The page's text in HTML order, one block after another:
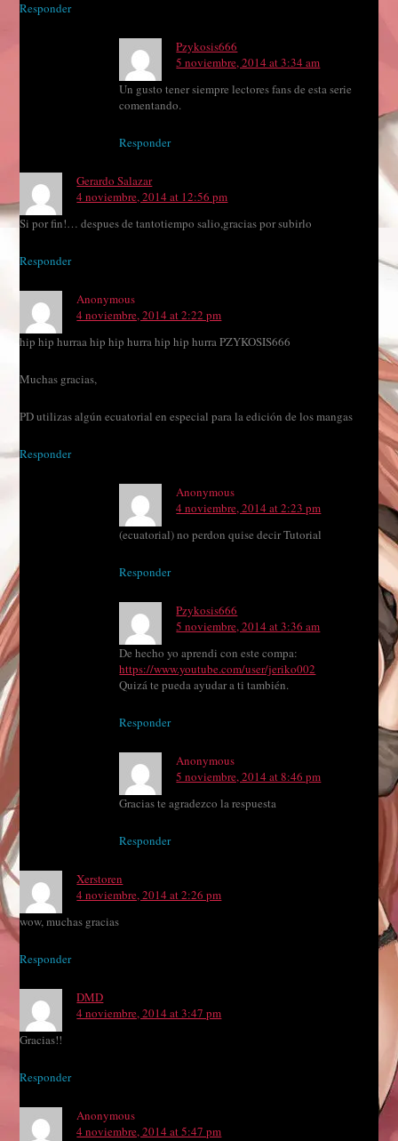
Responder
Pzykosis666
5 noviembre, 2014 at 3:34 am
Un gusto tener siempre lectores fans de esta serie
comentando.
Responder
Gerardo Salazar
4 noviembre, 2014 at 12:56 pm
Si por fin!… despues de tantotiempo salio,gracias por subirlo
Responder
Anonymous
4 noviembre, 2014 at 2:22 pm
hip hip hurraa hip hip hurra hip hip hurra PZYKOSIS666
Muchas gracias,
PD utilizas algún ecuatorial en especial para la edición de los mangas
Responder
Anonymous
4 noviembre, 2014 at 2:23 pm
(ecuatorial) no perdon quise decir Tutorial
Responder
Pzykosis666
5 noviembre, 2014 at 3:36 am
De hecho yo aprendi con este compa:
https://www.youtube.com/user/jeriko002
Quizá te pueda ayudar a ti también.
Responder
Anonymous
5 noviembre, 2014 at 8:46 pm
Gracias te agradezco la respuesta
Responder
Xerstoren
4 noviembre, 2014 at 2:26 pm
wow, muchas gracias
Responder
DMD
4 noviembre, 2014 at 3:47 pm
Gracias!!
Responder
Anonymous
4 noviembre, 2014 at 5:47 pm